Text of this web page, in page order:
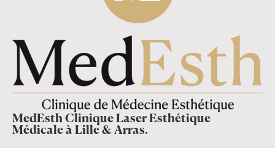
MedEsth Clinique Laser Esthétique
Médicale à Lille & Arras.